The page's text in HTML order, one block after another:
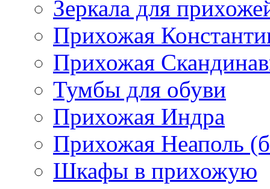
Зеркала для
Прихожая
Прихожая
Тумбы для обуви
Прихожая Индра
Прихожая Неаполь
Шкафы в прихожую